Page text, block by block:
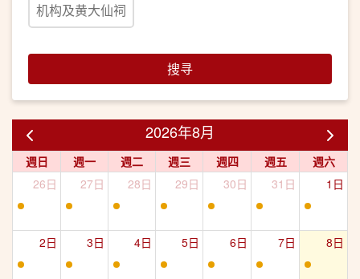
机构及黄大仙祠
搜寻
2026年8月
週日 週一 週二 週三 週四 週五
週六
26日
27日 28日 29日 30日 31日 1日
2日 3日 4日 5日 6日 7日 8日